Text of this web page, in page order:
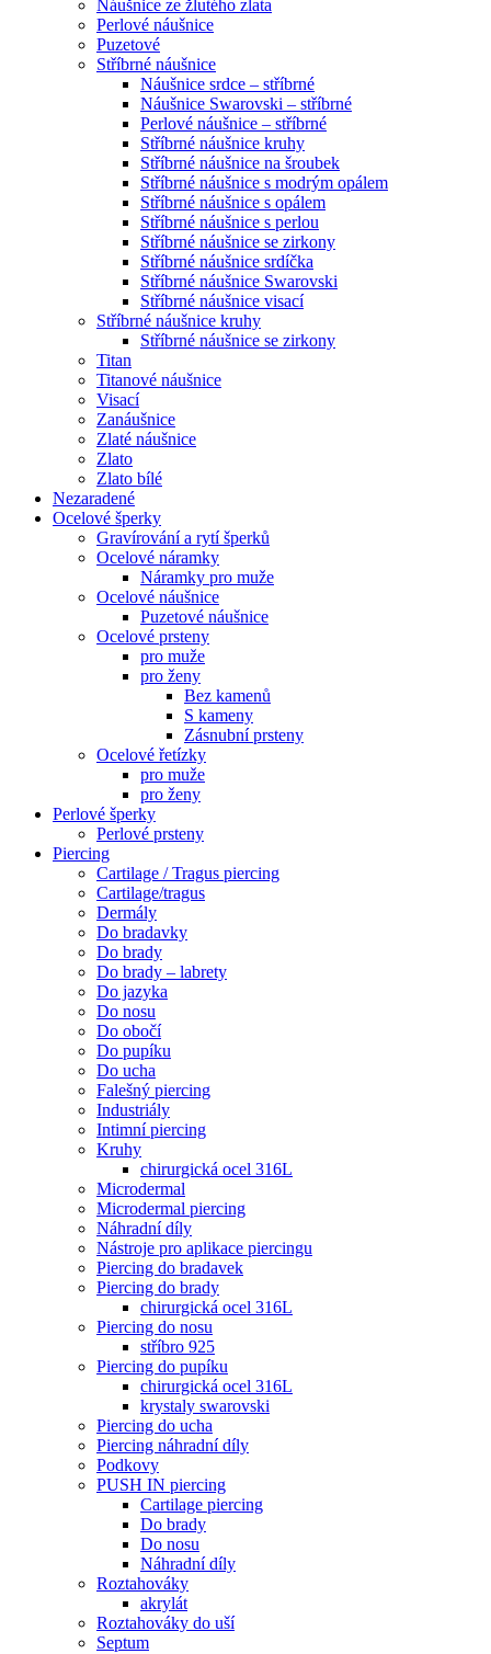
Náušnice ze žlutého zlata
Perlové náušnice
Puzetové
Stříbrné náušnice
Náušnice srdce – stříbrné
Náušnice Swarovski – stříbrné
Perlové náušnice – stříbrné
Stříbrné náušnice kruhy
Stříbrné náušnice na šroubek
Stříbrné náušnice s modrým opálem
Stříbrné náušnice s opálem
Stříbrné náušnice s perlou
Stříbrné náušnice se zirkony
Stříbrné náušnice srdíčka
Stříbrné náušnice Swarovski
Stříbrné náušnice visací
Stříbrné náušnice kruhy
Stříbrné náušnice se zirkony
Titan
Titanové náušnice
Visací
Zanáušnice
Zlaté náušnice
Zlato
Zlato bílé
Nezaradené
Ocelové šperky
Gravírování a rytí šperků
Ocelové náramky
Náramky pro muže
Ocelové náušnice
Puzetové náušnice
Ocelové prsteny
pro muže
pro ženy
Bez kamenů
S kameny
Zásnubní prsteny
Ocelové řetízky
pro muže
pro ženy
Perlové šperky
Perlové prsteny
Piercing
Cartilage / Tragus piercing
Cartilage/tragus
Dermály
Do bradavky
Do brady
Do brady – labrety
Do jazyka
Do nosu
Do obočí
Do pupíku
Do ucha
Falešný piercing
Industriály
Intimní piercing
Kruhy
chirurgická ocel 316L
Microdermal
Microdermal piercing
Náhradní díly
Nástroje pro aplikace piercingu
Piercing do bradavek
Piercing do brady
chirurgická ocel 316L
Piercing do nosu
stříbro 925
Piercing do pupíku
chirurgická ocel 316L
krystaly swarovski
Piercing do ucha
Piercing náhradní díly
Podkovy
PUSH IN piercing
Cartilage piercing
Do brady
Do nosu
Náhradní díly
Roztahováky
akrylát
Roztahováky do uší
Septum